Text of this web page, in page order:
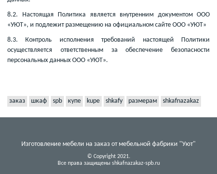
8.2. Настоящая Политика является внутренним документом ООО
«УЮТ», и подлежит размещению на официальном сайте ООО «УЮТ»
8.3. Контроль исполнения требований настоящей Политики
осуществляется ответственным за обеспечение безопасности
персональных данных ООО «УЮТ».
заказ шкаф spb купе kupe shkafy размерам shkafnazakaz
Изготовление мебели на заказ от мебельной фабрики "Уют"
© Copyright 2021.
Все права защищены shkafnazakaz-spb.ru